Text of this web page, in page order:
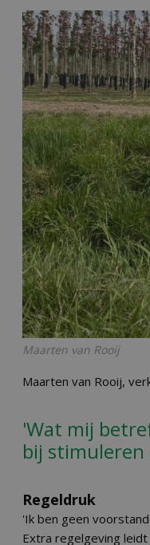
Maarten van Rooij
Maarten van Rooij,
'Wat mij
bij
Regeldruk
'Ik ben geen
Extra regelgeving